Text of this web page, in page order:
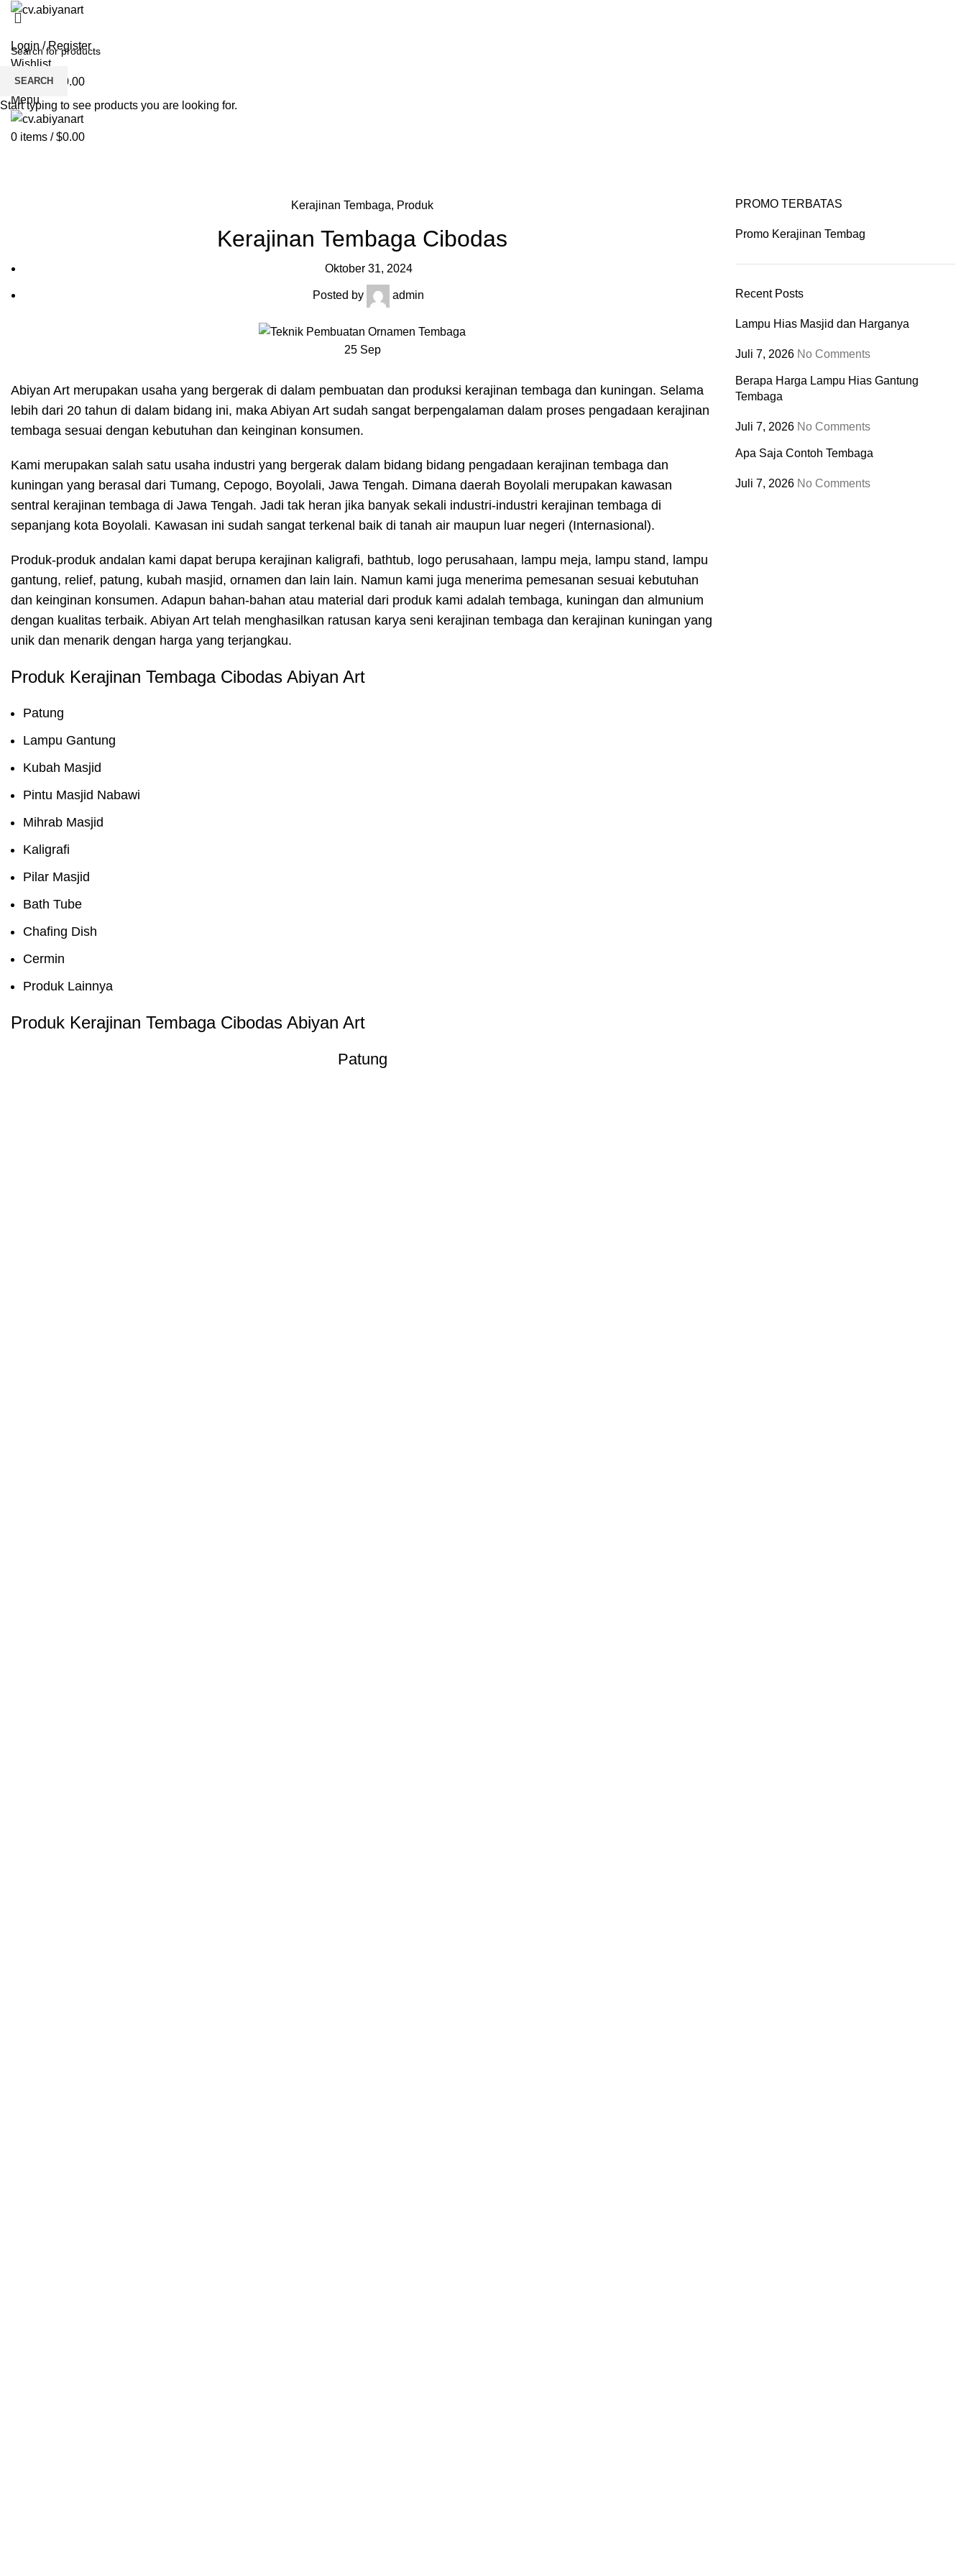
Login / Register
Wishlist
0items /
0.00
Menu
0 items / $0.00
Kerajinan Tembaga, Produk
Kerajinan Tembaga Cibodas
Oktober 31, 2024
Posted by admin
25 Sep
Abiyan Art merupakan usaha yang bergerak di dalam pembuatan dan produksi kerajinan tembaga dan kuningan. Selama
lebih dari 20 tahun di dalam bidang ini, maka Abiyan Art sudah sangat berpengalaman dalam proses pengadaan kerajinan
tembaga sesuai dengan kebutuhan dan keinginan konsumen.
Kami merupakan salah satu usaha industri yang bergerak dalam bidang bidang pengadaan kerajinan tembaga dan
kuningan yang berasal dari Tumang, Cepogo, Boyolali, Jawa Tengah. Dimana daerah Boyolali merupakan kawasan
sentral kerajinan tembaga di Jawa Tengah. Jadi tak heran jika banyak sekali industri-industri kerajinan tembaga di
sepanjang kota Boyolali. Kawasan ini sudah sangat terkenal baik di tanah air maupun luar negeri (Internasional).
Produk-produk andalan kami dapat berupa kerajinan kaligrafi, bathtub, logo perusahaan, lampu meja, lampu stand, lampu
gantung, relief, patung, kubah masjid, ornamen dan lain lain. Namun kami juga menerima pemesanan sesuai kebutuhan
dan keinginan konsumen. Adapun bahan-bahan atau material dari produk kami adalah tembaga, kuningan dan almunium
dengan kualitas terbaik. Abiyan Art telah menghasilkan ratusan karya seni kerajinan tembaga dan kerajinan kuningan yang
unik dan menarik dengan harga yang terjangkau.
Produk Kerajinan Tembaga Cibodas Abiyan Art
Patung
Lampu Gantung
Kubah Masjid
Pintu Masjid Nabawi
Mihrab Masjid
Kaligrafi
Pilar Masjid
Bath Tube
Chafing Dish
Cermin
Produk Lainnya
Produk Kerajinan Tembaga Cibodas Abiyan Art
Patung
PROMO TERBATAS
Promo Kerajinan Tembag
Recent Posts
Lampu Hias Masjid dan Harganya
Juli 7, 2026 No Comments
Berapa Harga Lampu Hias Gantung
Tembaga
Juli 7, 2026 No Comments
Apa Saja Contoh Tembaga
Juli 7, 2026 No Comments
SEARCH
Start typing to see products you are looking for.